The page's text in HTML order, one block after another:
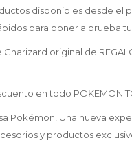
disponibles desde el
para poner a prueba
Charizard original de
en todo POKEMON
Pokémon! Una nueva
y productos